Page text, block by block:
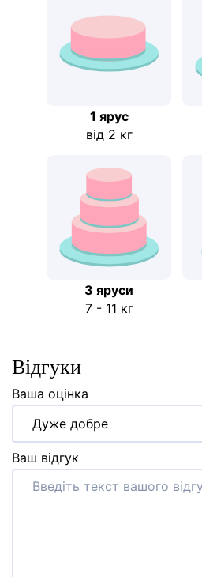
1 ярус
від 2 кг
3 яруси
7 - 11 кг
Відгуки
Ваша оцінка
Дуже добре
Ваш відгук